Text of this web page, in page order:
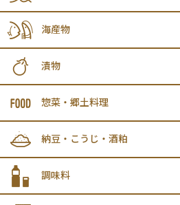
海産物
漬物
惣菜・郷土料理
納豆・こうじ・酒粕
調味料